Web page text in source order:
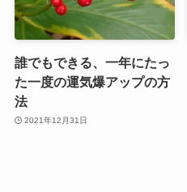
誰でもできる、一年にたっ
た一度の運気爆アップの方
法
2021年12月31日